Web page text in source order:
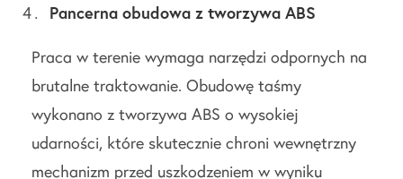
Pancerna obudowa z tworzywa ABS
Praca w terenie wymaga narzędzi odpornych na
brutalne traktowanie. Obudowę taśmy
wykonano z tworzywa ABS o wysokiej
udarności, które skutecznie chroni wewnętrzny
mechanizm przed uszkodzeniem w wyniku